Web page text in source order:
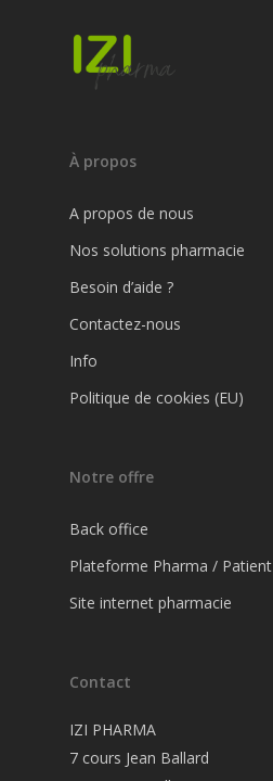
À propos
A propos de nous
Nos solutions pharmacie
Besoin d’aide ?
Contactez-nous
Info
Politique de cookies (EU)
Notre offre
Back office
Plateforme Pharma / Patient
Site internet pharmacie
Contact
IZI PHARMA
7 cours Jean Ballard